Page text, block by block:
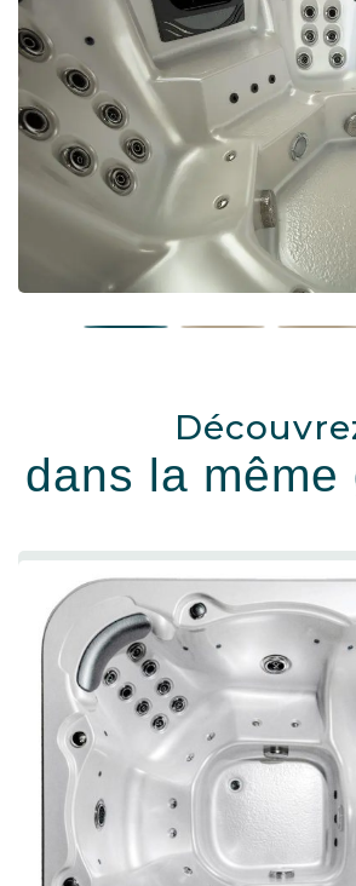
dans la même